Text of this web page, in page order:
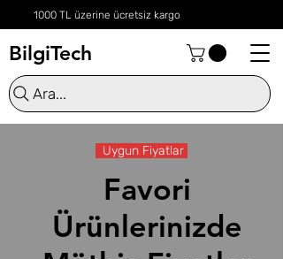
1000 TL üzerine ücretsiz kargo
BilgiTech
Ara...
Uygun Fiyatlar
Favori
Ürünlerinizde